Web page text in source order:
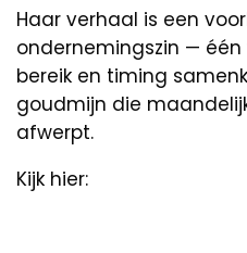
Haar verhaal is een
ondernemingszin —
bereik en timing
goudmijn die
afwerpt.
Kijk hier: